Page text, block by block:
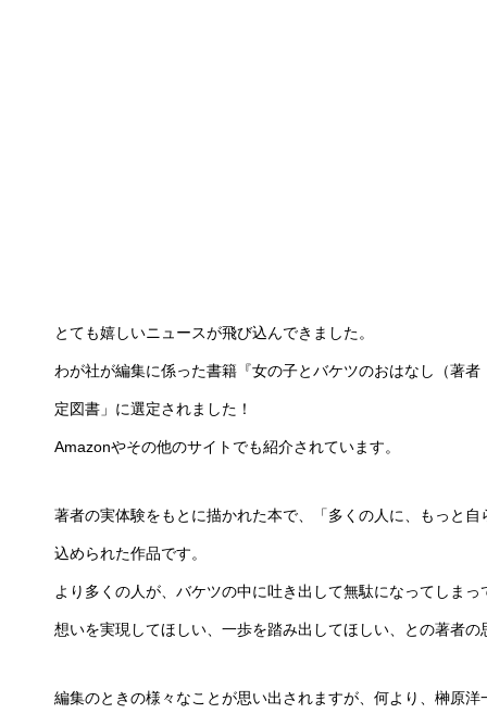
とても嬉しいニュースが飛び込んできました。
わが社が編集に係った書籍『女の子とバケツのおはなし（著
定図書」に選定されました！
Amazonやその他のサイトでも紹介されています。
著者の実体験をもとに描かれた本で、「多くの人に、もっと
込められた作品です。
より多くの人が、バケツの中に吐き出して無駄になってしま
想いを実現してほしい、一歩を踏み出してほしい、との著者
編集のときの様々なことが思い出されますが、何より、榊原